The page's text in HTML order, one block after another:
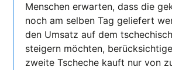
Menschen erwarten, dass die
noch am selben Tag geliefert
den Umsatz auf dem
steigern möchten,
zweite Tscheche kauft nur von